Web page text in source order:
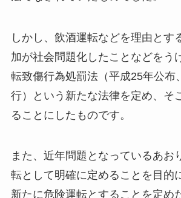
しかし、飲酒運転などを理由とす
加が社会問題化したことなどをう
転致傷行為処罰法（平成25年公布
行）という新たな法律を定め、そ
ることにしたものです。
また、近年問題となっているあお
転として明確に定めることを目
新たに危険運転とすることを定め